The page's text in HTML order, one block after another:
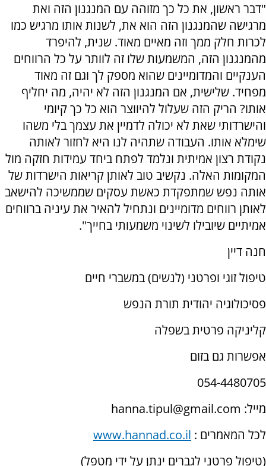
"דבר ראשון, את כל כך מזוהה עם המנגנון הזה ואת
מרגישה שהמנגנון הזה הוא את, לשנות אותו מרגיש כמו
לכרות חלק ממך וזה מאיים מאוד. שנית, להיפרד
מהמנגנון הזה, המשמעות שלו זה לוותר על כל הרווחים
הענקיים והמדומיינים שהוא מספק לך וגם זה מאוד
מפחיד. שלישית, אם המנגנון הזה לא יהיה, מה יחליף
אותו? הריק הזה שעלול להיווצר הוא כל כך קיומי
והישרדותי שאת לא יכולה לדמיין את עצמך בלי משהו
שימלא אותו. העבודה שתהיה לנו היא לחזור לאותה
נקודת רצון אמיתית ונלמד לפתח ביחד עמידות חזקה מול
המקומות האלה. נקשיב טוב לאותן קריאות הישרדות של
אותה נפש שמתפקדת כאשת עסקים שממשיכה להישאב
לאותן רווחים מדומיינים ונתחיל להאיר את עיניה ברווחים
אמיתיים שיובילו לשינוי משמעותי בחייך".
חנה דיין
טיפול זוגי ופרטני (לנשים) במשברי חיים
פסיכולוגיה יהודית תורת הנפש
קליניקה פרטית בשפלה
אפשרות גם בזום
054-4480705
מייל: hanna.tipul@gmail.com
לכל המאמרים : www.hannad.co.il
(טיפול פרטני לגברים ינתן על ידי מטפל)